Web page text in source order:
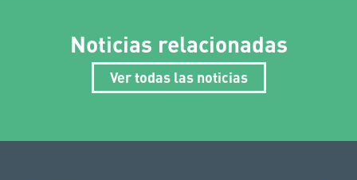
Noticias relacionadas
Ver todas las noticias